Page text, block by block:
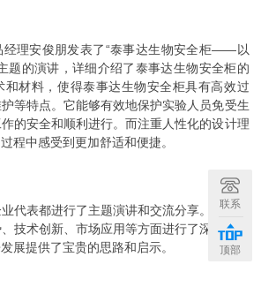
经理安俊朋发表了“泰事达生物安全柜——以
题的演讲，详细介绍了泰事达生物安全柜的
和材料，使得泰事达生物安全柜具有高效过
等特点。它能够有效地保护实验人员免受生
的安全和顺利进行。而注重人性化的设计理
程中感受到更加舒适和便捷。
代表都进行了主题演讲和交流分享。大家围
技术创新、市场应用等方面进行了深入探讨
展提供了宝贵的思路和启示。
联系
顶部